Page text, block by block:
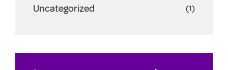
Uncategorized (1)